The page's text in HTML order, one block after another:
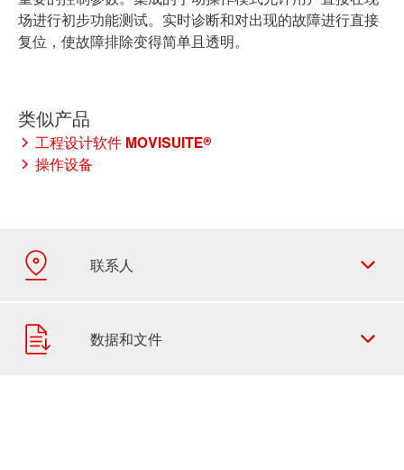
场进行初步功能测试。实时诊断和对出现的故障进行直接
复位，使故障排除变得简单且透明。
工程设计软件 MOVISUITE®
操作设备